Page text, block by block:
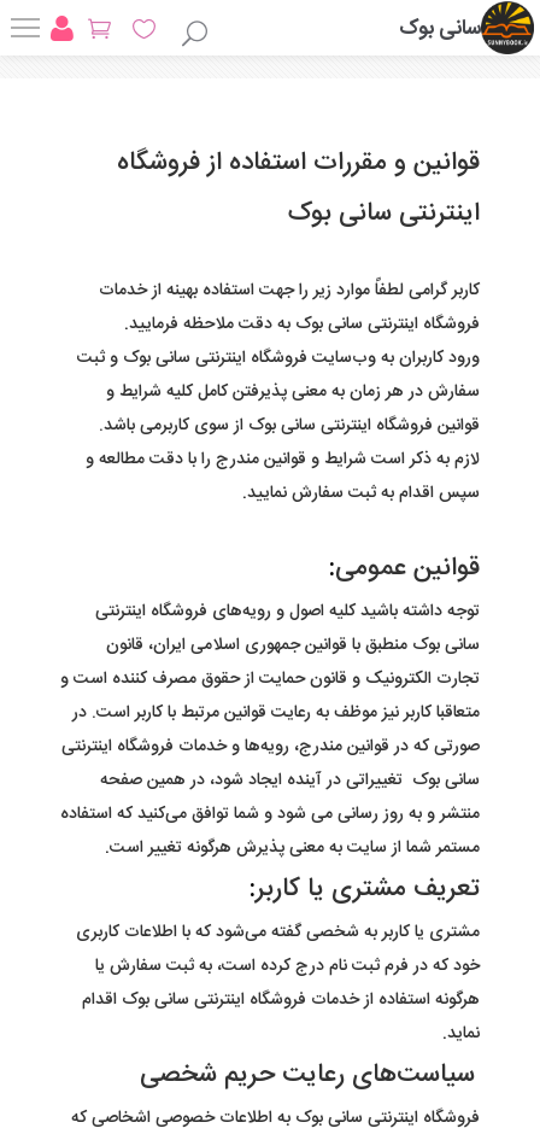
سانی بوک
قوانین و مقررات استفاده از فروشگاه
اینترنتی سانی بوک
کاربر گرامی لطفاً موارد زیر را جهت استفاده بهینه از خدمات
فروشگاه اینترنتی سانی بوک به دقت ملاحظه فرمایید.
ورود کاربران به وب‏‌سایت فروشگاه اینترنتی سانی بوک و ثبت
سفارش در هر زمان به معنی پذیرفتن کامل کلیه شرایط و
قوانین فروشگاه اینترنتی سانی بوک از سوی کاربرمی باشد.
لازم به ذکر است شرایط و قوانین مندرج را با دقت مطالعه و
سپس اقدام به ثبت سفارش نمایید.
قوانین عمومی:
توجه داشته باشید کلیه اصول و رویه‏‌های فروشگاه اینترنتی
سانی بوک منطبق با قوانین جمهوری اسلامی ایران، قانون
تجارت الکترونیک و قانون حمایت از حقوق مصرف کننده است و
متعاقبا کاربر نیز موظف به رعایت قوانین مرتبط با کاربر است. در
صورتی که در قوانین مندرج، رویه‏‌ها و خدمات فروشگاه اینترنتی
سانی بوک تغییراتی در آینده ایجاد شود، در همین صفحه
منتشر و به روز رسانی می شود و شما توافق می‏‌کنید که استفاده
مستمر شما از سایت به معنی پذیرش هرگونه تغییر است.
تعریف مشتری یا کاربر:
مشتری یا کاربر به شخصی گفته می‌شود که با اطلاعات کاربری
خود که در فرم ثبت نام درج کرده است، به ثبت سفارش یا
هرگونه استفاده از خدمات فروشگاه اینترنتی سانی بوک اقدام
نماید.
سیاست‏‌های رعایت حریم شخصی
فروشگاه اینترنتی سانی بوک به اطلاعات خصوصی اشخاصى که